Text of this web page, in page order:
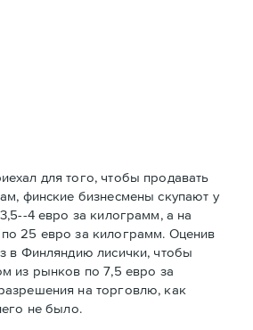
для того, чтобы продавать
финские бизнесмены скупают у
4 евро за килограмм, а на
25 евро за килограмм. Оценив
в Финляндию лисички, чтобы
из рынков по 7,5 евро за
на торговлю, как
не было.